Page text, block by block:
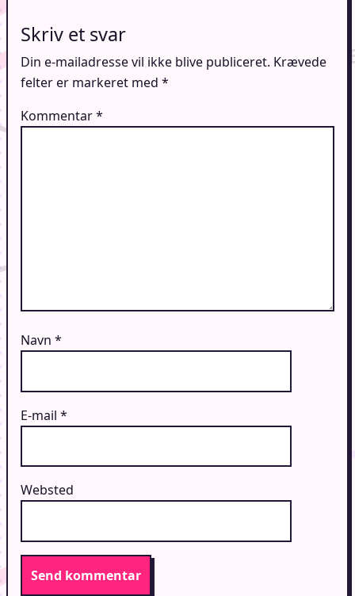
Skriv et svar
Din e-mailadresse vil ikke blive publiceret. Krævede
felter er markeret med *
Kommentar*
Navn *
E-mail *
Websted